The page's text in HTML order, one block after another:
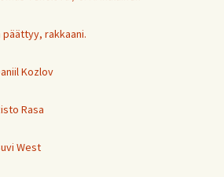
päättyy, rakkaani.
Kozlov
Rasa
West